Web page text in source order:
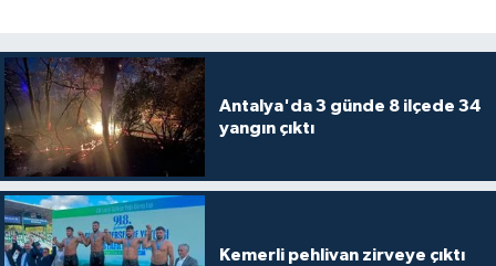
Antalya'da 3 günde 8 ilçede 34
yangın çıktı
Kemerli pehlivan zirveye çıktı